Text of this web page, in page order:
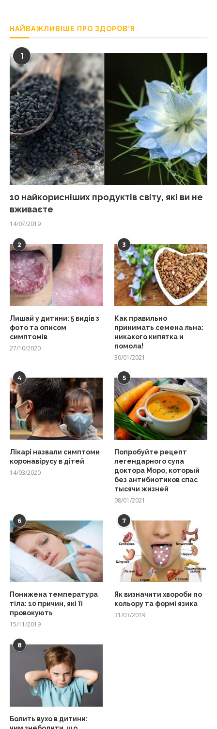
НАЙВАЖЛИВІШЕ ПРО ЗДОРОВ’Я
1
10 найкорисніших продуктів світу, які ви не
вживаєте
14/07/2019
2
Лишай у дитини: 5 видів з
фото та описом
симптомів
27/10/2020
3
Как правильно
принимать семена льна:
никакого кипятка и
помола!
30/01/2021
4
Лікарі назвали симптоми
коронавірусу в дітей
14/03/2020
5
Попробуйте рецепт
легендарного супа
доктора Моро, который
без антибиотиков спас
тысячи жизней
08/01/2021
6
Понижена температура
тіла: 10 причин, які її
провокують
15/11/2019
7
Як визначити хвороби по
кольору та формі язика
31/03/2019
8
Болить вухо в дитини: